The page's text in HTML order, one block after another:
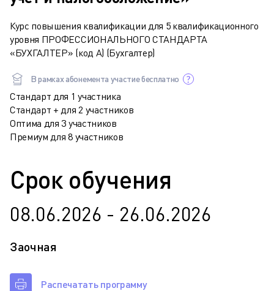
Курс повышения квалификации для 5 квалификационного
уровня ПРОФЕССИОНАЛЬНОГО СТАНДАРТА
«БУХГАЛТЕР» (код А) (Бухгалтер)
В рамках абонемента участие бесплатно
Стандарт для 1 участника
Стандарт + для 2 участников
Оптима для 3 участников
Премиум для 8 участников
Срок обучения
08.06.2026 - 26.06.2026
Заочная
Распечатать программу